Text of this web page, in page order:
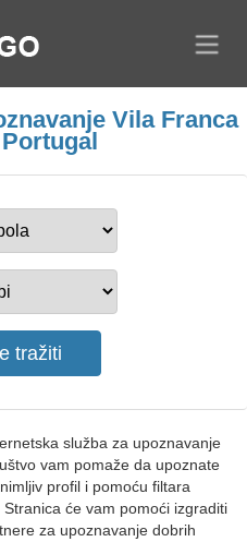
Vila Franca
služba za upoznavanje
vam pomaže da upoznate
profil i pomoću filtara
će vam pomoći izgraditi
za upoznavanje dobrih